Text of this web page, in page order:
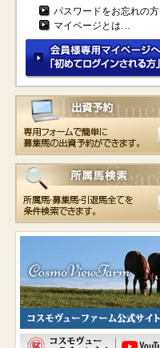
パスワードをお忘れの方
マイページとは…